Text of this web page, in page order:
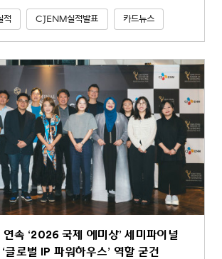
적 CJENM실적발표 카드뉴스
속 ‘2026 국제 에미상’ 세미파이널
로벌 IP 파워하우스’ 역할 굳건